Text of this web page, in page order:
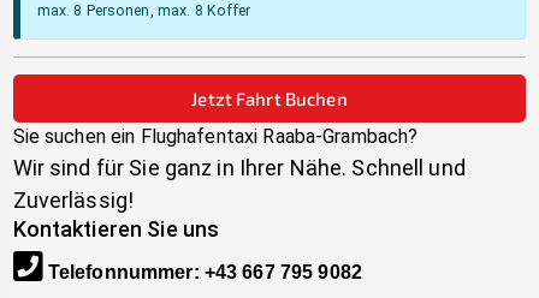
max. 8 Personen, max. 8 Koffer
Jetzt Fahrt Buchen
Sie suchen ein Flughafentaxi Raaba-Grambach?
Wir sind für Sie ganz in Ihrer Nähe. Schnell und
Zuverlässig!
Kontaktieren Sie uns
Telefonnummer: +43 667 795 9082